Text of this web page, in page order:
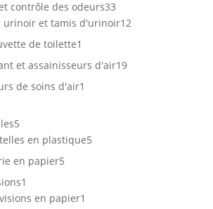
contrôle des odeurs3333
produits
urinoir et tamis d'urinoir1212
de toilette1
produit
et assainisseurs d'air1919
de soins d'air1
55
produits
en plastique55
en papier55
1
produit
en papier1